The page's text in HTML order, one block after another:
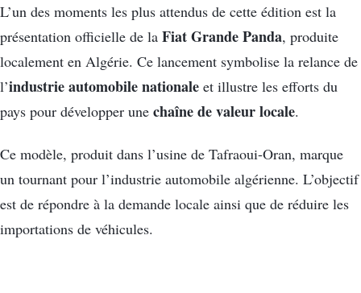
L’un des moments les plus attendus de cette édition est la
présentation officielle de la Fiat Grande Panda, produite
localement en Algérie. Ce lancement symbolise la relance de
l’industrie automobile nationale et illustre les efforts du
pays pour développer une chaîne de valeur locale.
Ce modèle, produit dans l’usine de Tafraoui-Oran, marque
un tournant pour l’industrie automobile algérienne. L’objectif
est de répondre à la demande locale ainsi que de réduire les
importations de véhicules.